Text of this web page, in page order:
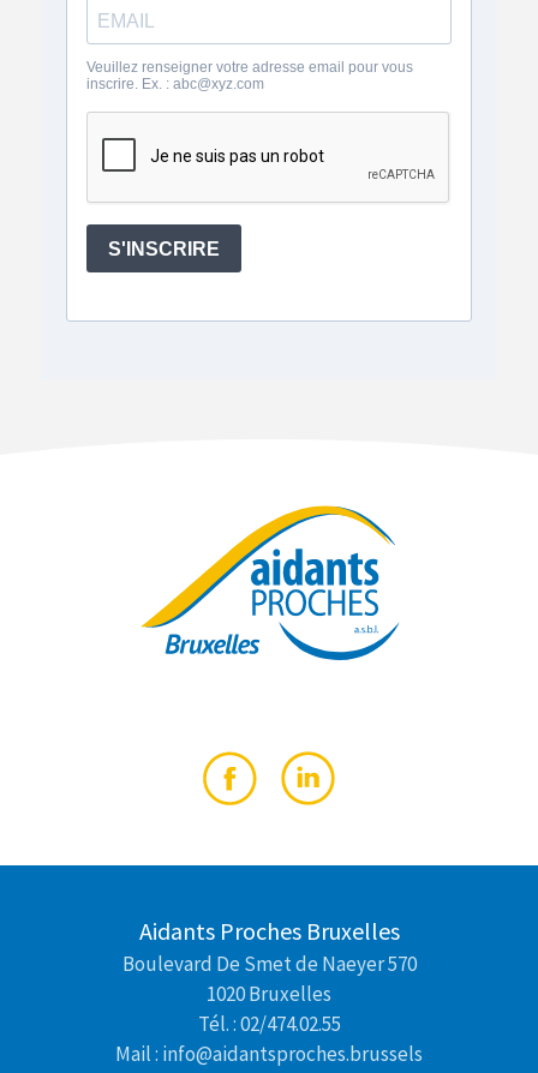
Aidants Proches Bruxelles
Boulevard De Smet de Naeyer 570
1020 Bruxelles
Tél. : 02/474.02.55
Mail : info@aidantsproches.brussels